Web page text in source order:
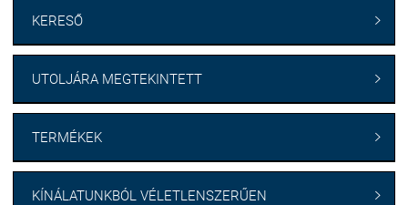
KERESŐ 
UTOLJÁRA MEGTEKINTETT 
TERMÉKEK 
KÍNÁLATUNKBÓL VÉLETLENSZERŰEN 